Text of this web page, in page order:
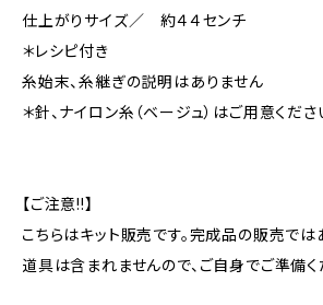
仕上がりサイズ／ 約４４センチ
＊レシピ付き
糸始末、糸継ぎの説明はありません
＊針、ナイロン糸（ベージュ）はご用意くださ
【ご注意!!】
こちらはキット販売です。完成品の販売では
道具は含まれませんので、ご自身でご準備く